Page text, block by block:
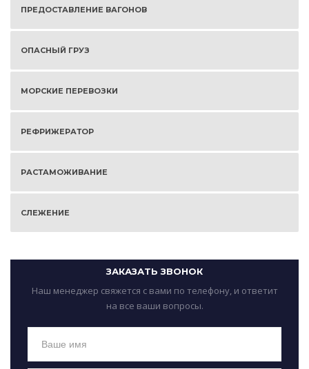
ПРЕДОСТАВЛЕНИЕ ВАГОНОВ
ОПАСНЫЙ ГРУЗ
МОРСКИЕ ПЕРЕВОЗКИ
РЕФРИЖЕРАТОР
РАСТАМОЖИВАНИЕ
СЛЕЖЕНИЕ
ЗАКАЗАТЬ ЗВОНОК
Наш менеджер свяжется с вами по телефону, и ответит
на все ваши вопросы.